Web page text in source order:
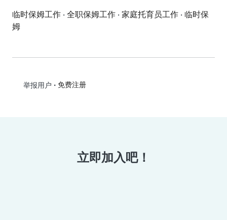
临时保姆工作 · 全职保姆工作 · 家庭托育员工作 · 临时保
姆
举报用户 • 免费注册
立即加入吧！